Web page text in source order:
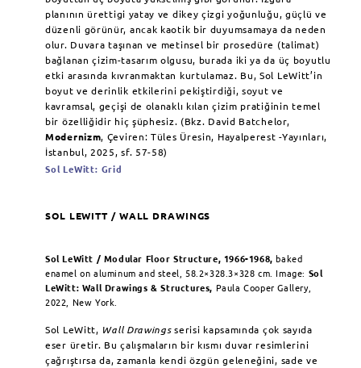
planının ürettigi yatay ve dikey çizgi yoğunluğu, güçlü ve
düzenli görünür, ancak kaotik bir duyumsamaya da neden
olur. Duvara taşınan ve metinsel bir prosedüre (talimat)
bağlanan çizim-tasarım olgusu, burada iki ya da üç boyutlu
etki arasında kıvranmaktan kurtulamaz. Bu, Sol LeWitt’in
boyut ve derinlik etkilerini pekiştirdiği, soyut ve
kavramsal, geçişi de olanaklı kılan çizim pratiğinin temel
bir özelliğidir hiç şüphesiz. (Bkz. David Batchelor,
Modernizm, Çeviren: Tüles Üresin, Hayalperest -Yayınları,
İstanbul, 2025, sf. 57-58)
Sol LeWitt: Grid
SOL LEWITT / WALL DRAWINGS
Sol LeWitt / Modular Floor Structure, 1966-1968,baked
enamel on aluminum and steel, 58.2×328.3×328 cm. Image: Sol
LeWitt: Wall Drawings & Structures, Paula Cooper Gallery,
2022, New York.
Sol LeWitt, Wall Drawingsserisi kapsamında çok sayıda
eser üretir. Bu çalışmaların bir kısmı duvar resimlerini
çağrıştırsa da, zamanla kendi özgün geleneğini, sade ve